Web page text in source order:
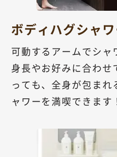
ボディハグシャ
可動するアームでシャ
身長やお好みに合わせ
っても、全身が包ま
ャワーを満喫できます